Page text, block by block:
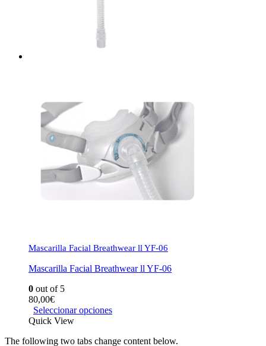
Mascarilla Facial Breathwear ll YF-06
Mascarilla Facial Breathwear ll YF-06
0 out of 5
80,00€
Seleccionar opciones
Quick View
The following two tabs change content below.